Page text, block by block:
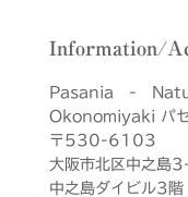
Information/
Pasania -
Okonomiyaki パ
〒530-6103
大阪市北区中之
中之島ダイビル3階